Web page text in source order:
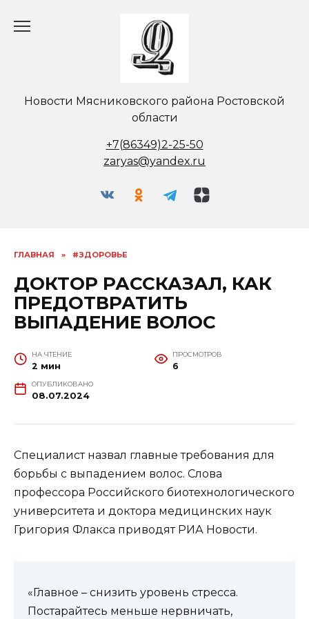
Новости Мясниковского района Ростовской
области
+7(86349)2-25-50
zaryas@yandex.ru
ГЛАВНАЯ » #ЗДОРОВЬЕ
ДОКТОР РАССКАЗАЛ, КАК
ПРЕДОТВРАТИТЬ
ВЫПАДЕНИЕ ВОЛОС
НА ЧТЕНИЕ
2 мин
ПРОСМОТРОВ
6
ОПУБЛИКОВАНО
08.07.2024
Специалист назвал главные требования для
борьбы с выпадением волос. Слова
профессора Российского биотехнологического
университета и доктора медицинских наук
Григория Флакса приводят РИА Новости.
«Главное – снизить уровень стресса.
Постарайтесь меньше нервничать,